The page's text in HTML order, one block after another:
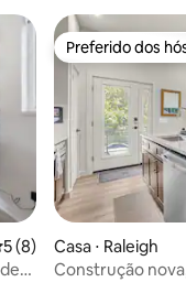
uma avaliação média
5 (8)
Preferido dos
Preferido dos
Casa ⋅ Raleigh
Construção